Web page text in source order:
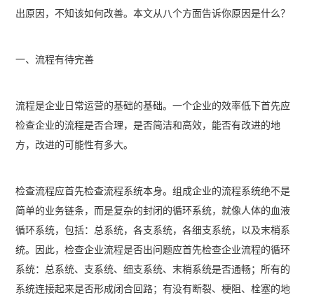
出原因，不知该如何改善。本文从八个方面告诉你原因是什么？
一、流程有待完善
流程是企业日常运营的基础的基础。一个企业的效率低下首先应
检查企业的流程是否合理，是否简洁和高效，能否有改进的地
方，改进的可能性有多大。
检查流程应首先检查流程系统本身。组成企业的流程系统绝不是
简单的业务链条，而是复杂的封闭的循环系统，就像人体的血液
循环系统，包括：总系统，各支系统，各细支系统，以及末梢系
统。因此，检查企业流程是否出问题应首先检查企业流程的循环
系统：总系统、支系统、细支系统、末梢系统是否通畅；所有的
系统连接起来是否形成闭合回路；有没有断裂、梗阻、栓塞的地